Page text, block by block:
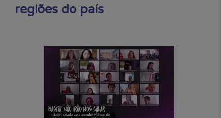
regiões do país